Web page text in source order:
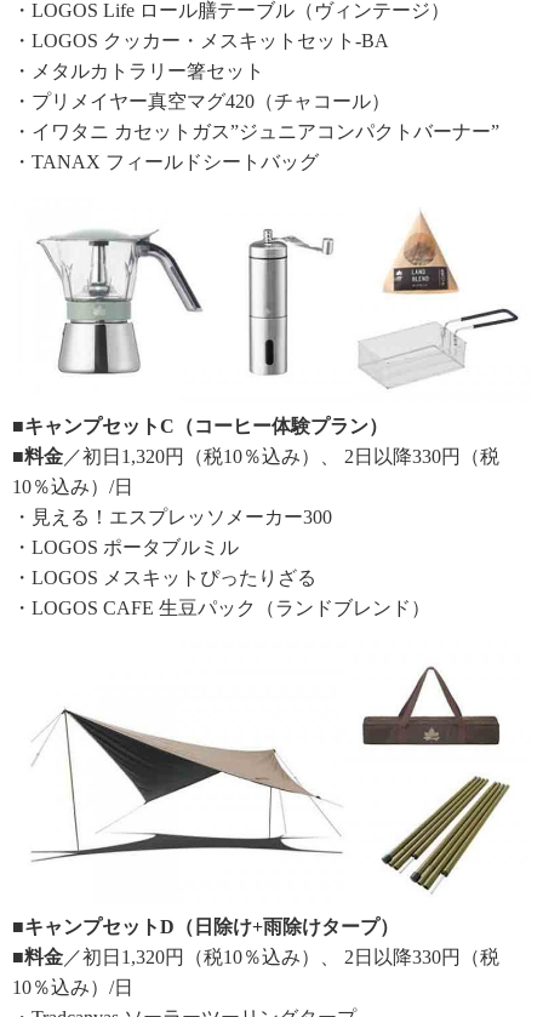
・LOGOS Life ロール膳テーブル（ヴィンテージ）
・LOGOS クッカー・メスキットセット-BA
・メタルカトラリー箸セット
・プリメイヤー真空マグ420（チャコール）
・イワタニ カセットガス”ジュニアコンパクトバーナー”
・TANAX フィールドシートバッグ
■キャンプセットC（コーヒー体験プラン）
■料金／初日1,320円（税10％込み）、 2日以降330円（税
10％込み）/日
・見える！エスプレッソメーカー300
・LOGOS ポータブルミル
・LOGOS メスキットぴったりざる
・LOGOS CAFE 生豆パック（ランドブレンド）
■キャンプセットD（日除け+雨除けタープ）
■料金 ／初日1,320円（税10％込み）、 2日以降330円（税
10％込み）/日